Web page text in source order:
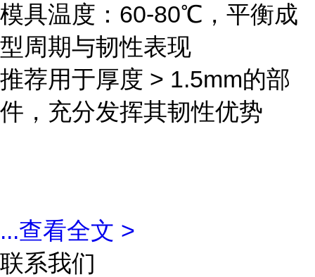
模具温度：60-80℃，平衡成
型周期与韧性表现
推荐用于厚度 > 1.5mm的部
件，充分发挥其韧性优势
...查看全文 >
联系我们